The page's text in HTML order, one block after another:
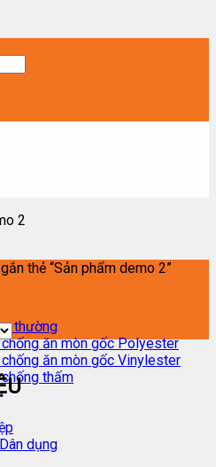
thường
ăn mòn gốc Polyester
ăn mòn gốc Vinylester
thấm
dụng
2
thẻ “Sản phẩm demo 2”